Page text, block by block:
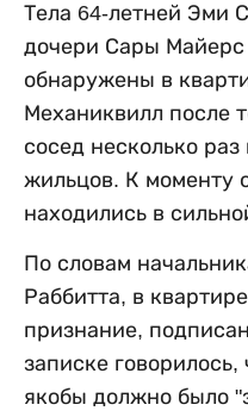
Тела 64-летней Эми
дочери Сары
обнаружены в
Механиквилл после
сосед несколько
жильцов. К моменту
находились в
По словам
Раббитта, в
признание,
записке говорилось,
якобы должно было